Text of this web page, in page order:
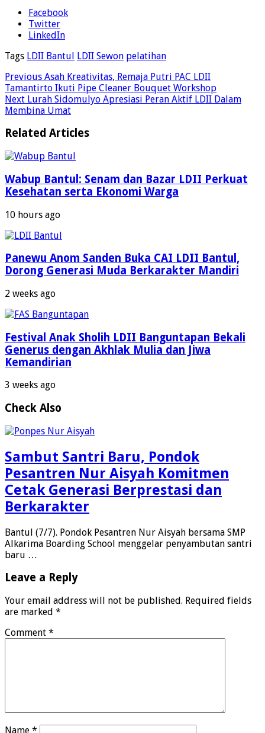
Facebook
Twitter
LinkedIn
Tags LDII Bantul LDII Sewon pelatihan
Previous Asah Kreativitas, Remaja Putri PAC LDII
Tamantirto Ikuti Pipe Cleaner Bouquet Workshop
Next Lurah Sidomulyo Apresiasi Peran Aktif LDII Dalam
Membina Umat
Related Articles
Wabup Bantul: Senam dan Bazar LDII Perkuat
Kesehatan serta Ekonomi Warga
10 hours ago
Panewu Anom Sanden Buka CAI LDII Bantul,
Dorong Generasi Muda Berkarakter Mandiri
2 weeks ago
Festival Anak Sholih LDII Banguntapan Bekali
Generus dengan Akhlak Mulia dan Jiwa
Kemandirian
3 weeks ago
Check Also
Sambut Santri Baru, Pondok
Pesantren Nur Aisyah Komitmen
Cetak Generasi Berprestasi dan
Berkarakter
Bantul (7/7). Pondok Pesantren Nur Aisyah bersama SMP
Alkarima Boarding School menggelar penyambutan santri
baru …
Leave a Reply
Your email address will not be published. Required fields
are marked *
Comment *
Name *